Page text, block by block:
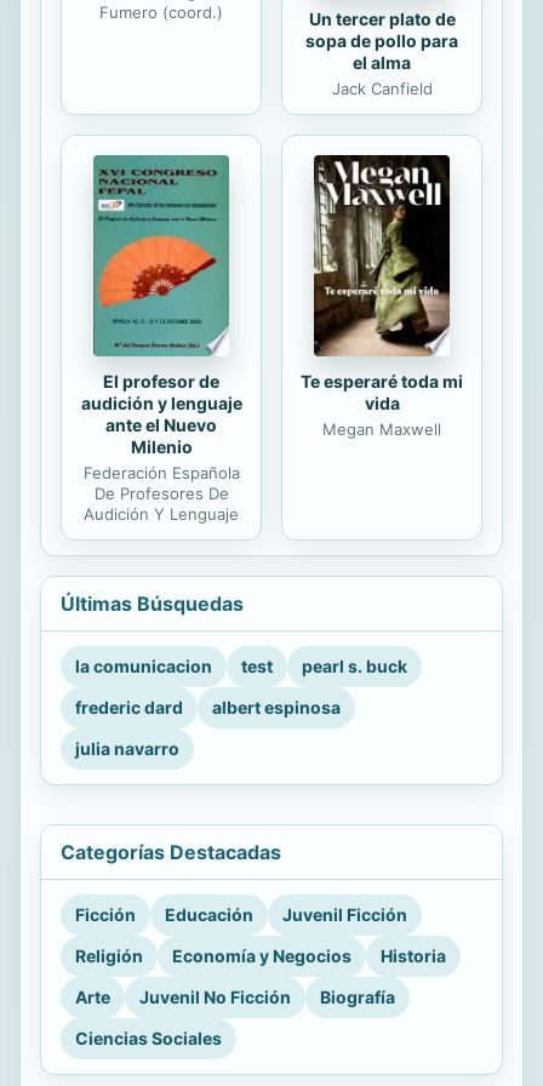
Fumero (coord.)
Un tercer plato de
sopa de pollo para
el alma
Jack Canfield
El profesor de
audición y lenguaje
ante el Nuevo
Milenio
Federación Española
De Profesores De
Audición Y Lenguaje
Te esperaré toda mi
vida
Megan Maxwell
Últimas Búsquedas
la comunicacion test
pearl s. buck
frederic dard
albert espinosa
julia navarro
Categorías Destacadas
Ficción Educación
Juvenil Ficción
Religión
Economía y Negocios
Historia
Arte
Juvenil No Ficción
Biografía
Ciencias Sociales